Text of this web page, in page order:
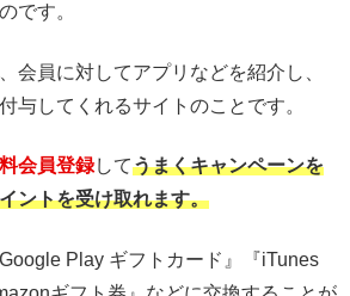
です。
会員に対してアプリなどを紹介し、
与してくれるサイトのことです。
会員登録してうまくキャンペーンを
ントを受け取れます。
Play ギフトカード』『iTunes